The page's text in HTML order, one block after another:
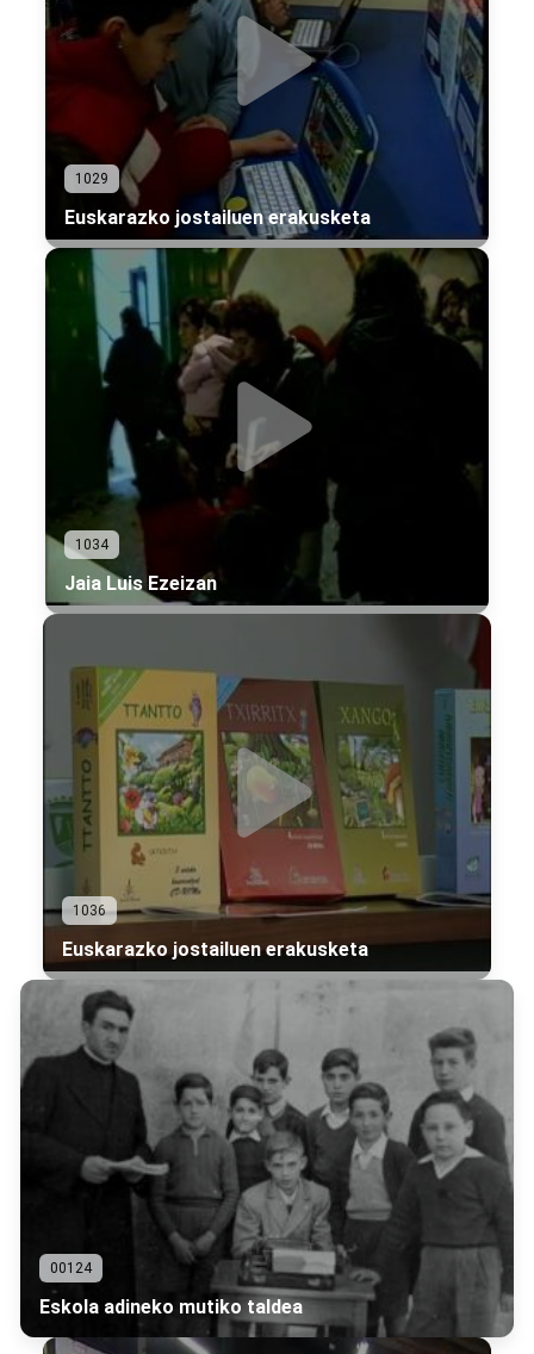
1029
Euskarazko jostailuen erakusketa
1034
Jaia Luis Ezeizan
1036
Euskarazko jostailuen erakusketa
00124
Eskola adineko mutiko taldea